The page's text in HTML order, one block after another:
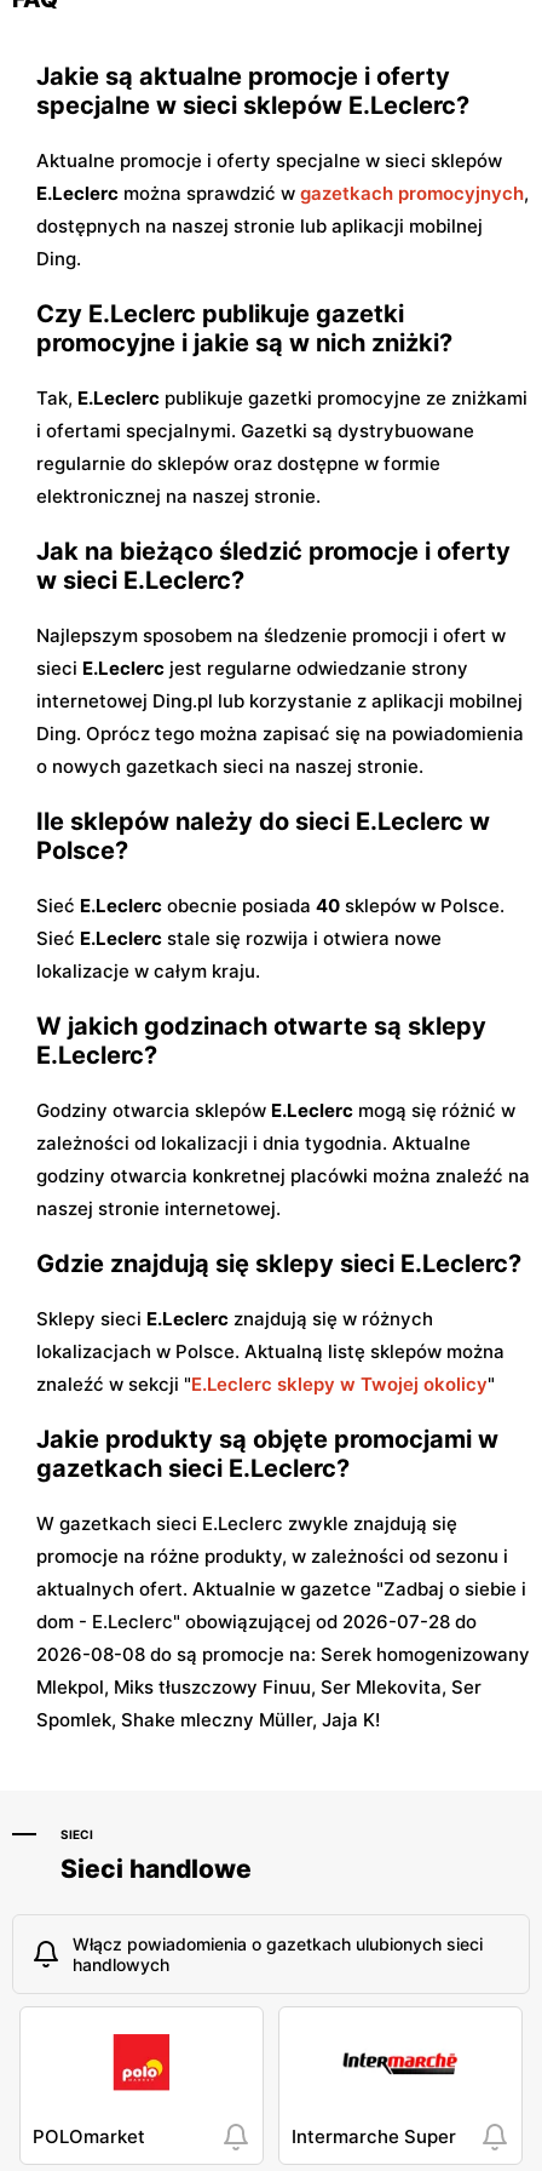
Jakie są aktualne promocje i oferty
specjalne w sieci sklepów E.Leclerc?
Aktualne promocje i oferty specjalne w sieci sklepów
E.Leclerc można sprawdzić w gazetkach promocyjnych,
dostępnych na naszej stronie lub aplikacji mobilnej
Ding.
Czy E.Leclerc publikuje gazetki
promocyjne i jakie są w nich zniżki?
Tak, E.Leclerc publikuje gazetki promocyjne ze zniżkami
i ofertami specjalnymi. Gazetki są dystrybuowane
regularnie do sklepów oraz dostępne w formie
elektronicznej na naszej stronie.
Jak na bieżąco śledzić promocje i oferty
w sieci E.Leclerc?
Najlepszym sposobem na śledzenie promocji i ofert w
sieci E.Leclerc jest regularne odwiedzanie strony
internetowej Ding.pl lub korzystanie z aplikacji mobilnej
Ding. Oprócz tego można zapisać się na powiadomienia
o nowych gazetkach sieci na naszej stronie.
Ile sklepów należy do sieci E.Leclerc w
Polsce?
Sieć E.Leclerc obecnie posiada 40 sklepów w Polsce.
Sieć E.Leclerc stale się rozwija i otwiera nowe
lokalizacje w całym kraju.
W jakich godzinach otwarte są sklepy
E.Leclerc?
Godziny otwarcia sklepów E.Leclerc mogą się różnić w
zależności od lokalizacji i dnia tygodnia. Aktualne
godziny otwarcia konkretnej placówki można znaleźć na
naszej stronie internetowej.
Gdzie znajdują się sklepy sieci E.Leclerc?
Sklepy sieci E.Leclerc znajdują się w różnych
lokalizacjach w Polsce. Aktualną listę sklepów można
znaleźć w sekcji "E.Leclerc sklepy w Twojej okolicy"
Jakie produkty są objęte promocjami w
gazetkach sieci E.Leclerc?
W gazetkach sieci E.Leclerc zwykle znajdują się
promocje na różne produkty, w zależności od sezonu i
aktualnych ofert. Aktualnie w gazetce "Zadbaj o siebie i
dom - E.Leclerc" obowiązującej od 2026-07-28 do
2026-08-08 do są promocje na: Serek homogenizowany
Mlekpol, Miks tłuszczowy Finuu, Ser Mlekovita, Ser
Spomlek, Shake mleczny Müller, Jaja K!
SIECI
Sieci handlowe
Włącz powiadomienia o gazetkach ulubionych sieci
handlowych
POLOmarket Intermarche Super